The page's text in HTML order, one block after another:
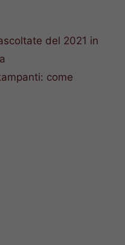
del 2021 in
come